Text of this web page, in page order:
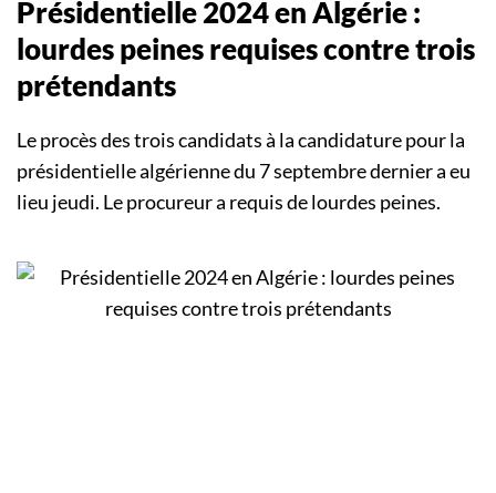
Présidentielle 2024 en Algérie :
lourdes peines requises contre trois
prétendants
Le procès des trois candidats à la candidature pour la
présidentielle algérienne du 7 septembre dernier a eu
lieu jeudi. Le procureur a requis de lourdes peines.